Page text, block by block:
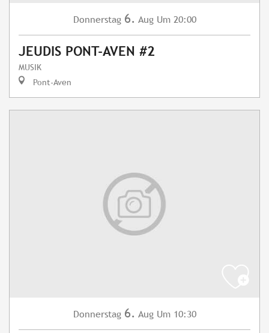
Donnerstag 6. Aug Um 20:00
JEUDIS PONT-AVEN #2
MUSIK
Pont-Aven
Donnerstag 6. Aug Um 10:30